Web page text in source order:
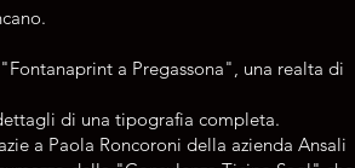
a Pregassona", una realta di
di una tipografia completa.
a Paola Roncoroni della azienda Ansali